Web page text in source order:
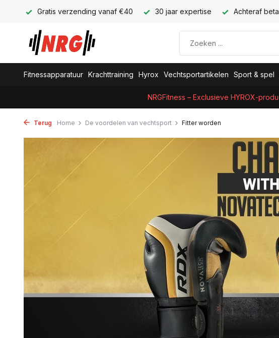
Gratis verzending vanaf €40 30 jaar expertise Achteraf
Fitnessapparatuur Krachttraining Hyrox Vechtsportartikelen Sport & spel
NRGFitness – Exclusieve HYROX-
Terug Home De voordelen van vechtsport Fitter worden